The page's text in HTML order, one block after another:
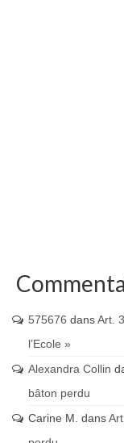
575676 dansArt.
l’Ecole »
Alexandra Collin
bâton perdu
Carine M. dans